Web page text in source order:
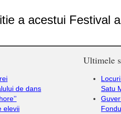
Festival a
de dans
elevii
Ultimele
Satu